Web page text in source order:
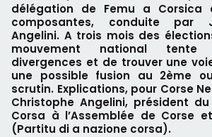
délégation de Femu a
composantes, conduite par
Angelini. A trois mois des
mouvement national tente
divergences et de trouver une
une possible fusion au 2ème
scrutin. Explications, pour Corse
Christophe Angelini, président
Corsa à l’Assemblée de Corse
(Partitu di a nazione corsa).